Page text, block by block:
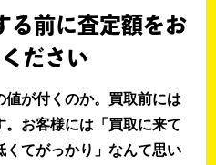
る前に査定額をお
ださい
値が付くのか。買取前には
お客様には「買取に来て
くてがっかり」なんて思い